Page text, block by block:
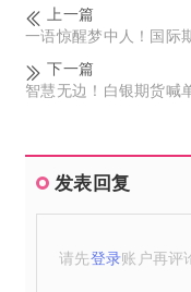
上一篇
一语惊醒梦中人！国际
下一篇
智慧无边！白银期货喊
发表回复
请先登录账户再评